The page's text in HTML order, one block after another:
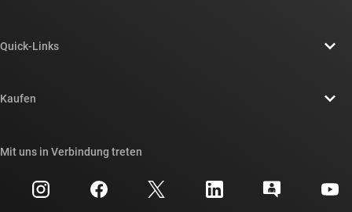
Newsroom
Investorenbeziehungen
Quick-Links
Querverweis-Suche
Kundensupportzentrum
Kaufen
Mit uns in Verbindung treten